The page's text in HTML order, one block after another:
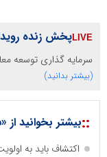
پخش زنده
سرمایه گذاری توسعه
(بیشتر بدانید)
::بیشتر بخوانید
اکتشاف باید به